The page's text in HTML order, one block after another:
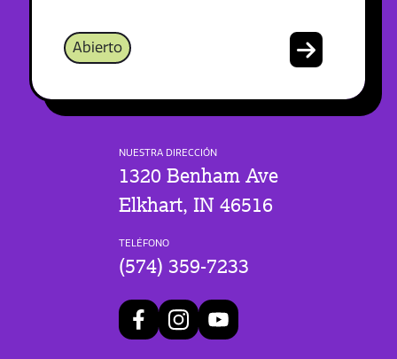
Abierto
NUESTRA DIRECCIÓN
1320 Benham Ave
Elkhart, IN 46516
TELÉFONO
(574) 359-7233